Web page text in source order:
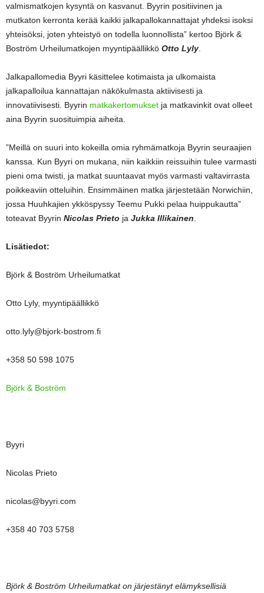
valmismatkojen kysyntä on kasvanut. Byyrin positiivinen ja
mutkaton kerronta kerää kaikki jalkapallokannattajat yhdeksi isoksi
yhteisöksi, joten yhteistyö on todella luonnollista” kertoo Björk &
Boström Urheilumatkojen myyntipäällikkö Otto Lyly
Jalkapallomedia Byyri käsittelee kotimaista ja ulkomaista
jalkapalloilua kannattajan näkökulmasta aktiivisesti ja
innovatiivisesti. Byyrin matkakertomukset ja matkavinkit ovat olleet
aina Byyrin suosituimpia aiheita.
”Meillä on suuri into kokeilla omia ryhmämatkoja Byyrin seuraajien
kanssa. Kun Byyri on mukana, niin kaikkiin reissuihin tulee varmasti
pieni oma twisti, ja matkat suuntaavat myös varmasti valtavirrasta
poikkeaviin otteluihin. Ensimmäinen matka järjestetään Norwichiin,
jossa Huuhkajien ykköspyssy Teemu Pukki pelaa huippukautta”
toteavat Byyrin Nicolas Prieto ja Jukka Illikainen
Lisätiedot:
Björk & Boström Urheilumatkat
Otto Lyly, myyntipäällikkö
otto.lyly@bjork-bostrom.fi
+358 50 598 1075
Björk & Boström
Byyri
Nicolas Prieto
nicolas@byyri.com
+358 40 703 5758
Björk & Boström Urheilumatkat on järjestänyt elämyksellisiä